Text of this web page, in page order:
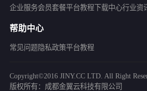
企业服务会员套餐平台教程 下载中心行业资
帮助中心
常见问题隐私政策平台教程
Copyright©2016 JINY.CC LTD. All Right
版权所有：成都金翼云科技有限公司